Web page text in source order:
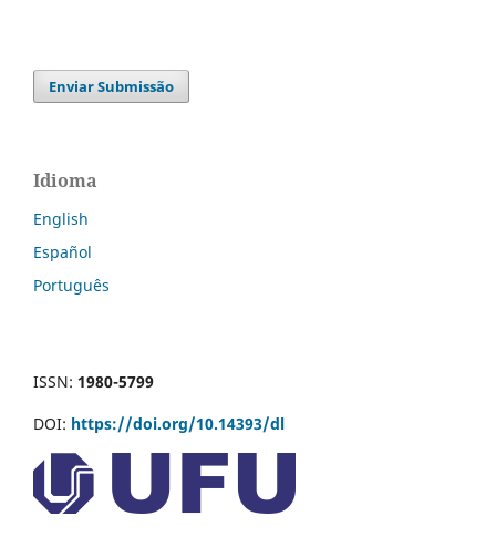
Enviar Submissão
Idioma
English
Español
Português
ISSN: 1980-5799
DOI: https://doi.org/10.14393/dl